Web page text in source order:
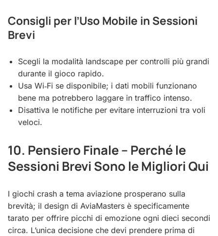
Consigli per l’Uso Mobile in Sessioni
Brevi
Scegli la modalità landscape per controlli più grandi
durante il gioco rapido.
Usa Wi‑Fi se disponibile; i dati mobili funzionano
bene ma potrebbero laggare in traffico intenso.
Disattiva le notifiche per evitare interruzioni tra voli
veloci.
10. Pensiero Finale – Perché le
Sessioni Brevi Sono le Migliori Qui
I giochi crash a tema aviazione prosperano sulla
brevità; il design di AviaMasters è specificamente
tarato per offrire picchi di emozione ogni dieci secondi
circa. L’unica decisione che devi prendere prima di